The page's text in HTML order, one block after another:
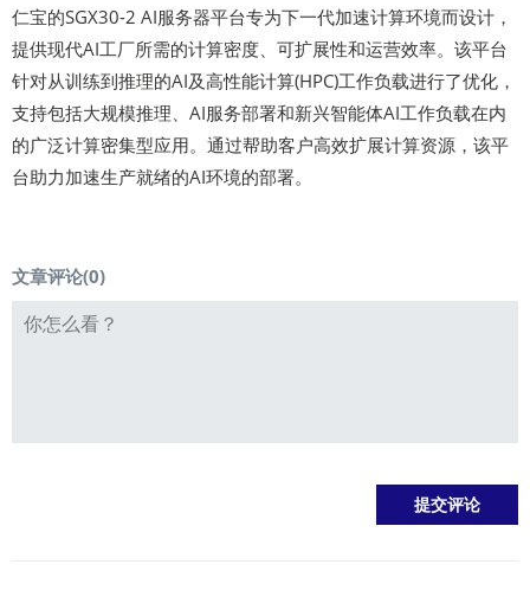
仁宝的SGX30-2 AI服务器平台专为下一代加速计算环境而设计，
提供现代AI工厂所需的计算密度、可扩展性和运营效率。该平台
针对从训练到推理的AI及高性能计算(HPC)工作负载进行了优化，
支持包括大规模推理、AI服务部署和新兴智能体AI工作负载在内
的广泛计算密集型应用。通过帮助客户高效扩展计算资源，该平
台助力加速生产就绪的AI环境的部署。
文章评论(0)